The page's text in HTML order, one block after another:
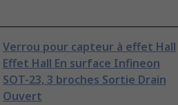
Verrou pour capteur à effet Hall
Effet Hall En surface Infineon
SOT-23, 3 broches Sortie Drain
Ouvert